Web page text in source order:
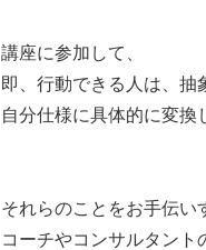
講座に参加して、
即、行動できる人は、抽
自分仕様に具体的に変換
それらのことをお手伝い
コーチやコンサルタント